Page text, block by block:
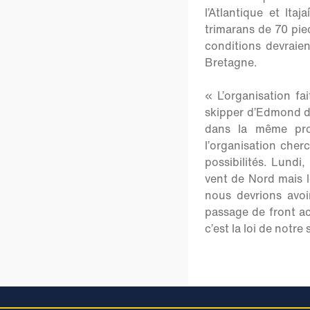
l’Atlantique et
trimarans de 70
conditions
Bretagne.
« L’organisation
skipper d’Edmond
dans la même
l’organisation
possibilités.
vent de Nord mais
nous devrions
passage de front
c’est la loi de